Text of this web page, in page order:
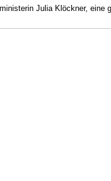
Julia Klöckner,